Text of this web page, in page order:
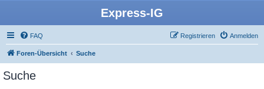
Express-IG
FAQ Anmelden
Registrieren
Foren-Übersicht Suche
Suche